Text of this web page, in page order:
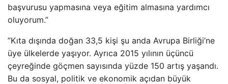
başvurusu yapmasına veya eğitim almasına yardımcı
oluyorum.”
”Kıta dışında doğan 33,5 kişi şu anda Avrupa Birliği’ne
üye ülkelerde yaşıyor. Ayrıca 2015 yılının üçüncü
çeyreğinde göçmen sayısında yüzde 150 artış yaşandı.
Bu da sosyal, politik ve ekonomik açıdan büyük